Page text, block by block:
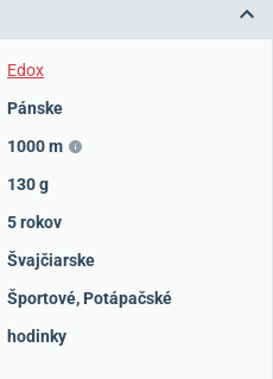
Edox
Pánske
1000 m
130 g
5 rokov
Švajčiarske
Športové, Potápačské
hodinky